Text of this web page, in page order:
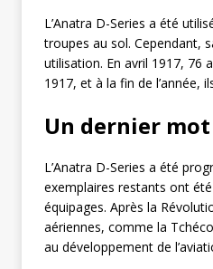
L’Anatra D-Series a été
troupes au sol. Cependant,
utilisation. En avril 1917, 76
1917, et à la fin de l’année,
Un dernier mot
L’Anatra D-Series a été
exemplaires restants ont
équipages. Après la
aériennes, comme la
au développement de